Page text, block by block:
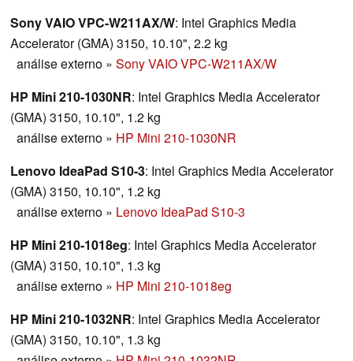
Sony VAIO VPC-W211AX/W: Intel Graphics Media
Accelerator (GMA) 3150, 10.10", 2.2 kg
análise externo » Sony VAIO VPC-W211AX/W
HP Mini 210-1030NR: Intel Graphics Media Accelerator
(GMA) 3150, 10.10", 1.2 kg
análise externo » HP Mini 210-1030NR
Lenovo IdeaPad S10-3: Intel Graphics Media Accelerator
(GMA) 3150, 10.10", 1.2 kg
análise externo » Lenovo IdeaPad S10-3
HP Mini 210-1018eg: Intel Graphics Media Accelerator
(GMA) 3150, 10.10", 1.3 kg
análise externo » HP Mini 210-1018eg
HP Mini 210-1032NR: Intel Graphics Media Accelerator
(GMA) 3150, 10.10", 1.3 kg